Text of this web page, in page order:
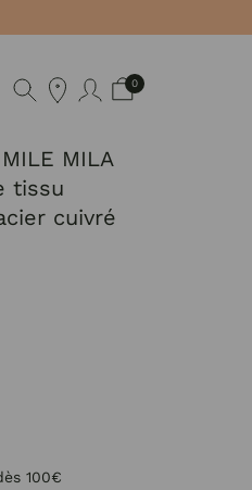
0
MILA
tissu
cuivré
100€